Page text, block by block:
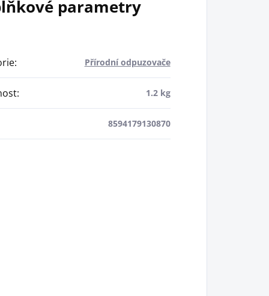
parametry
: Přírodní odpuzovače
: 1.2 kg
8594179130870